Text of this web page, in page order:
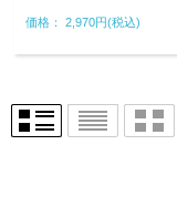
価格： 2,970円(税込)